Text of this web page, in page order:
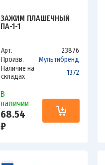
ЗАЖИМ ПЛАШЕЧНЫЙ
ПА-1-1
Арт.
23876
Произв.
Мультибренд
Наличие на
складах
1372
В
наличии
68.54
₽